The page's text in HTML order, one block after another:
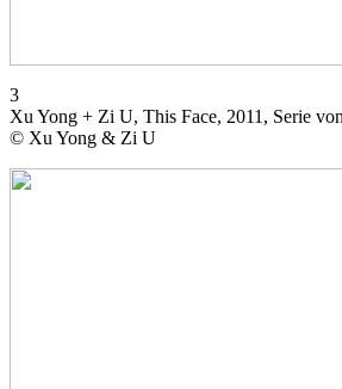
3
Xu Yong + Zi U, This Face, 2011, Serie
© Xu Yong & Zi U